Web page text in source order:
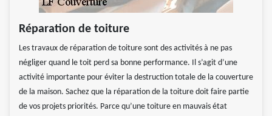
Réparation de toiture
Les travaux de réparation de toiture sont des activités à ne pas
négliger quand le toit perd sa bonne performance. Il s’agit d’une
activité importante pour éviter la destruction totale de la couverture
de la maison. Sachez que la réparation de la toiture doit faire partie
de vos projets priorités. Parce qu’une toiture en mauvais état